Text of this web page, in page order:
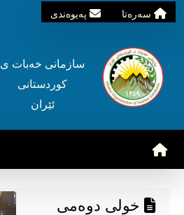
سه‌ره‌تا په‌یوه‌ندی
سازمانی خه‌بات ی
کوردستانی
ئێران
خولی دوەمی